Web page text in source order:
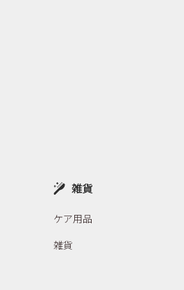
雑貨
ケア用品
雑貨